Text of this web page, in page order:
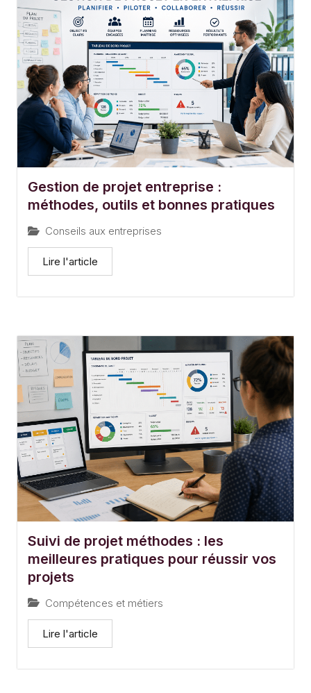
Gestion de projet entreprise :
méthodes, outils et bonnes pratiques
Conseils aux entreprises
Lire l'article
Suivi de projet méthodes : les
meilleures pratiques pour réussir vos
projets
Compétences et métiers
Lire l'article